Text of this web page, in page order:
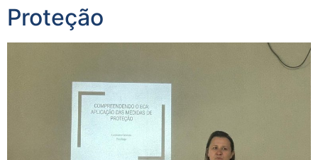
Proteção